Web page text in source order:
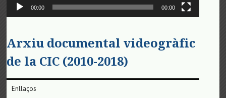
00:00 00:00
Arxiu documental videogràfic
de la CIC (2010-2018)
Enllaços